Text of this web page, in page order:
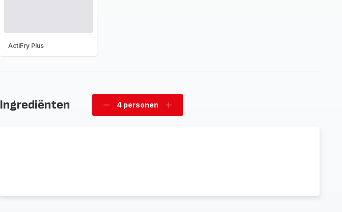
ActiFry Plus
Ingrediënten
Verwijder
4 personen
Voeg